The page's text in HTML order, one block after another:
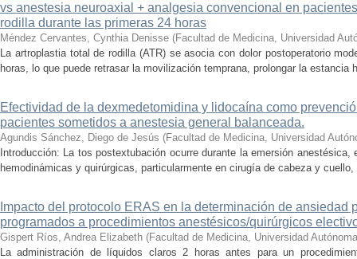
vs anestesia neuroaxial + analgesia convencional en
rodilla durante las primeras 24 horas
Méndez Cervantes, Cynthia Denisse (Facultad de Medicina, Universidad
La artroplastia total de rodilla (ATR) se asocia con dolor postoperatorio
horas, lo que puede retrasar la movilización temprana, prolongar la estancia
Efectividad de la dexmedetomidina y lidocaína como
pacientes sometidos a anestesia general balanceada.
Agundis Sánchez, Diego de Jesús (Facultad de Medicina, Universidad
Introducción: La tos postextubación ocurre durante la emersión
hemodinámicas y quirúrgicas, particularmente en cirugía de cabeza y
Impacto del protocolo ERAS en la determinación de ansiedad
programados a procedimientos anestésicos/quirúrgicos
Gispert Ríos, Andrea Elizabeth (Facultad de Medicina, Universidad
La administración de líquidos claros 2 horas antes para un